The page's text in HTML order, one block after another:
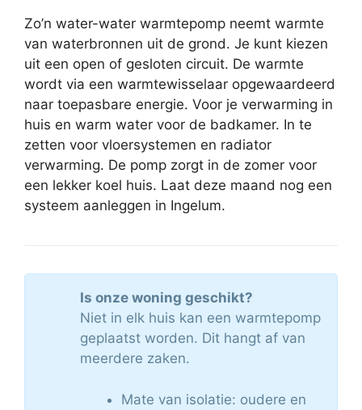
Zo’n water-water warmtepomp neemt warmte
van waterbronnen uit de grond. Je kunt kiezen
uit een open of gesloten circuit. De warmte
wordt via een warmtewisselaar opgewaardeerd
naar toepasbare energie. Voor je verwarming in
huis en warm water voor de badkamer. In te
zetten voor vloersystemen en radiator
verwarming. De pomp zorgt in de zomer voor
een lekker koel huis. Laat deze maand nog een
systeem aanleggen in Ingelum.
Is onze woning geschikt?
Niet in elk huis kan een warmtepomp
geplaatst worden. Dit hangt af van
meerdere zaken.
Mate van isolatie: oudere en